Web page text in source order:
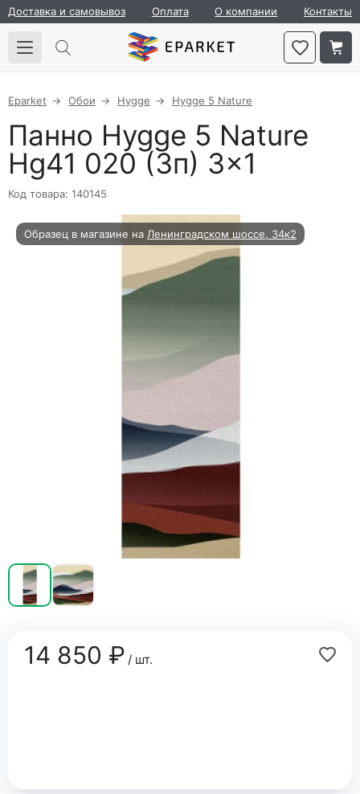
Доставка и самовывоз Оплата О компании Контакты
Eparket Обои Hygge Hygge 5 Nature
Панно Hygge 5 Nature
Hg41 020 (3п) 3×1
Код товара: 140145
Образец в магазине на Ленинградском шоссе, 34к2
14 850 ₽/ шт.